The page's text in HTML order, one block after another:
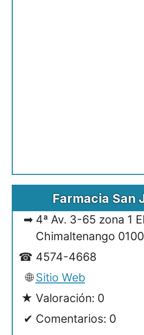
Farmacia San
4ª Av. 3-65 zona 1
Chimaltenango
4574-4668
Sitio Web
Valoración: 0
Comentarios: 0